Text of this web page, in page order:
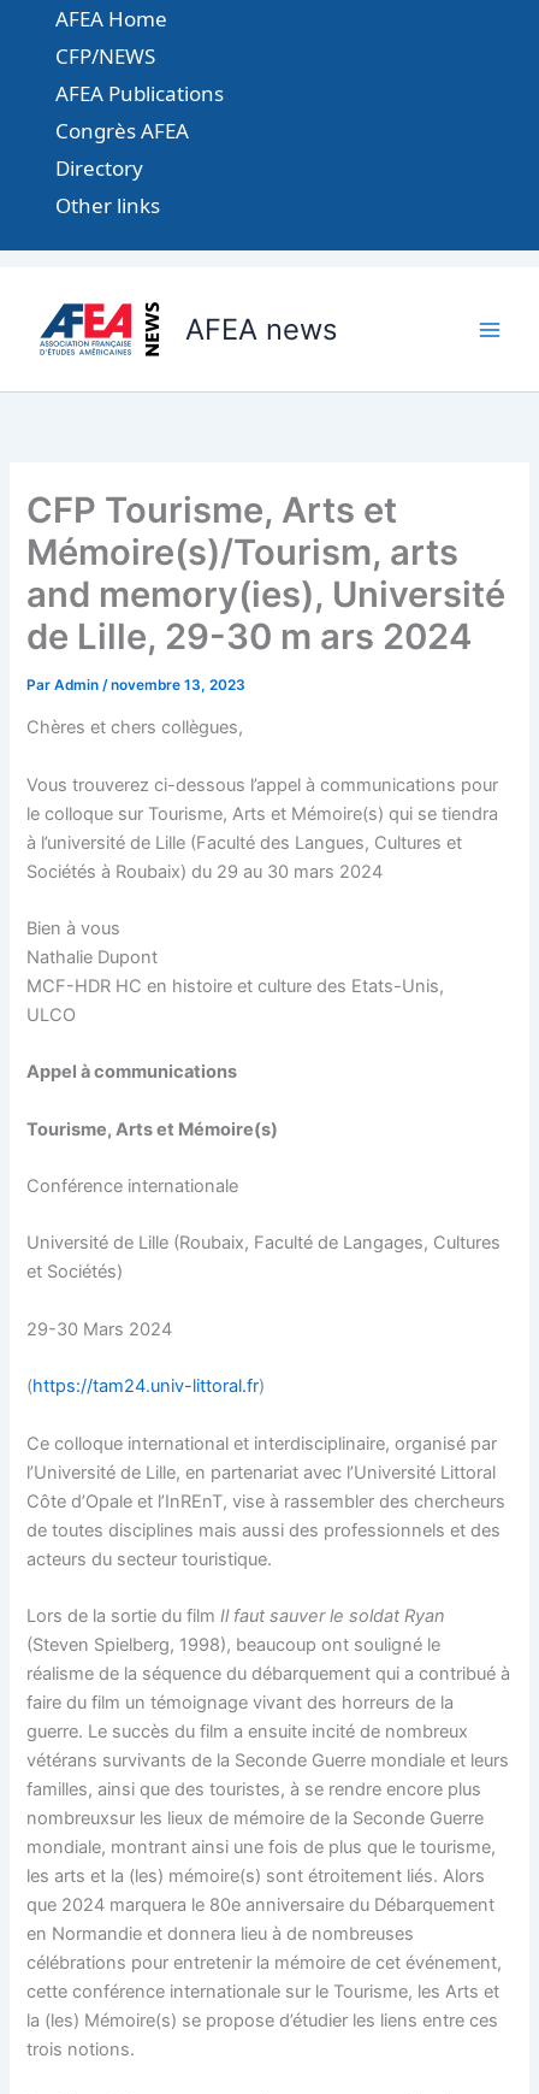
contenu
AFEA Home
CFP/NEWS
AFEA Publications
Congrès AFEA
Directory
Other links
AFEA news
CFP Tourisme, Arts et
Mémoire(s)/Tourism, arts
and memory(ies), Université
de Lille, 29-30 m ars 2024
ParAdmin/novembre 13, 2023
Chères et chers collègues,
Vous trouverez ci-dessous l’appel à communications pour
le colloque sur Tourisme, Arts et Mémoire(s) qui se tiendra
à l’université de Lille (Faculté des Langues, Cultures et
Sociétés à Roubaix) du 29 au 30 mars 2024
Bien à vous
Nathalie Dupont
MCF-HDR HC en histoire et culture des Etats-Unis,
ULCO
Appel à communications
Tourisme, Arts et Mémoire(s)
Conférence internationale
Université de Lille (Roubaix, Faculté de Langages, Cultures
et Sociétés)
29-30 Mars 2024
(https://tam24.univ-littoral.fr)
Ce colloque international et interdisciplinaire, organisé par
l’Université de Lille, en partenariat avec l’Université Littoral
Côte d’Opale et l’InREnT, vise à rassembler des chercheurs
de toutes disciplines mais aussi des professionnels et des
acteurs du secteur touristique.
Lors de la sortie du filmIl faut sauver le soldat Ryan
(Steven Spielberg, 1998), beaucoup ont souligné le
réalisme de la séquence du débarquement qui a contribué à
faire du film un témoignage vivant des horreurs de la
guerre. Le succès du film a ensuite incité de nombreux
vétérans survivants de la Seconde Guerre mondiale et leurs
familles, ainsi que des touristes, à se rendre encore plus
nombreuxsur les lieux de mémoire de la Seconde Guerre
mondiale, montrant ainsi une fois de plus que le tourisme,
les arts et la (les) mémoire(s) sont étroitement liés. Alors
que 2024 marquera le 80e anniversaire du Débarquement
en Normandie et donnera lieu à de nombreuses
célébrations pour entretenir la mémoire de cet événement,
cette conférence internationale sur le Tourisme, les Arts et
la (les) Mémoire(s) se propose d’étudier les liens entre ces
trois notions.